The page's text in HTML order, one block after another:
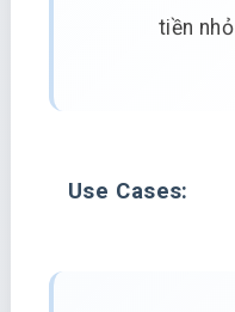
tiền nhỏ
Use Cases: